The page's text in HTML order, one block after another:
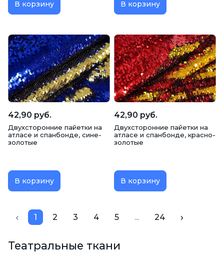
В корзину В корзину
42,90 руб.
Двухсторонние пайетки на
атласе и спанбонде, сине-
золотые
В корзину
42,90 руб.
Двухсторонние пайетки на
атласе и спанбонде, красно-
золотые
В корзину
1 2 3 4 5 ... 24
Театральные ткани